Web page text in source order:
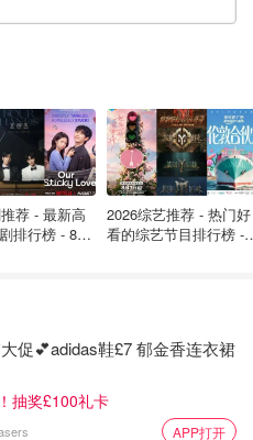
一的人觉得物超所值！更有
见朋友。25-34岁的年轻人
费就达79英镑。
几招！
成本友情”的新模式。超过三
设立“友情基金”、坦诚预
体票和共享住宿。友情的价
。不是每一次见面都要配一
就够了。
为Rakuten执行，覆盖2,000
荐 - 最新高
排行榜 - 8月
2026综艺推荐 - 热门好
看的综艺节目排行榜 -
促💕adidas鞋£7 郁金香连衣裙
抽奖£100礼卡
APP打开